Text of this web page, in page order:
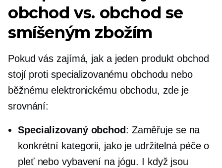
obchod vs. obchod se
smíšeným zbožím
Pokud vás zajímá, jak a jeden produkt obchod
stojí proti specializovanému obchodu nebo
běžnému elektronickému obchodu, zde je
srovnání:
Specializovaný obchod: Zaměřuje se na
konkrétní kategorii, jako je udržitelná péče o
pleť nebo vybavení na jógu. I když jsou